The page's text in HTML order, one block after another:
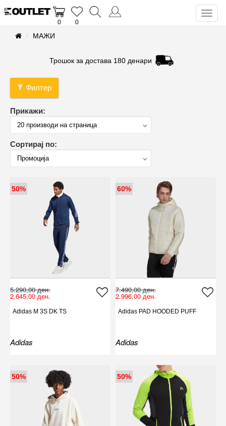
0 0
МАЖИ
Трошок за достава 180 денари
Филтер
Прикажи:
Сортирај по:
50%
5.290,00 ден.
2.645,00 ден.
Adidas M 3S DK TS
Adidas
60%
7.490,00 ден.
2.996,00 ден.
Adidas PAD HOODED PUFF
Adidas
50% 50%